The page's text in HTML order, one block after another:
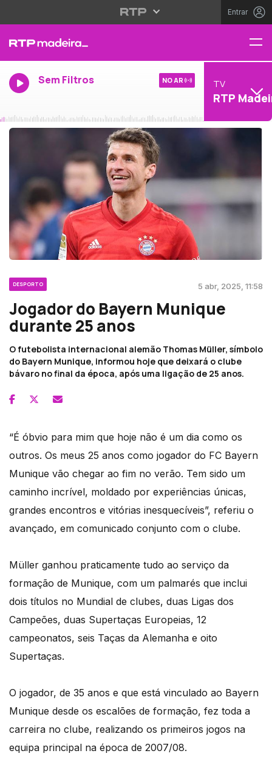
Entrar
Sem Filtros NO AR TV
RTP
DESPORTO 5 abr, 2025, 11:58
Jogador do Bayern Munique
durante 25 anos
O futebolista internacional alemão Thomas Müller, símbolo
do Bayern Munique, informou hoje que deixará o clube
bávaro no final da época, após uma ligação de 25 anos.
“É óbvio para mim que hoje não é um dia como os
outros. Os meus 25 anos como jogador do FC Bayern
Munique vão chegar ao fim no verão. Tem sido um
caminho incrível, moldado por experiências únicas,
grandes encontros e vitórias inesquecíveis”, referiu o
avançado, em comunicado conjunto com o clube.
Müller ganhou praticamente tudo ao serviço da
formação de Munique, com um palmarés que inclui
dois títulos no Mundial de clubes, duas Ligas dos
Campeões, duas Supertaças Europeias, 12
campeonatos, seis Taças da Alemanha e oito
Supertaças.
O jogador, de 35 anos e que está vinculado ao Bayern
Munique desde os escalões de formação, fez toda a
carreira no clube, realizando os primeiros jogos na
equipa principal na época de 2007/08.